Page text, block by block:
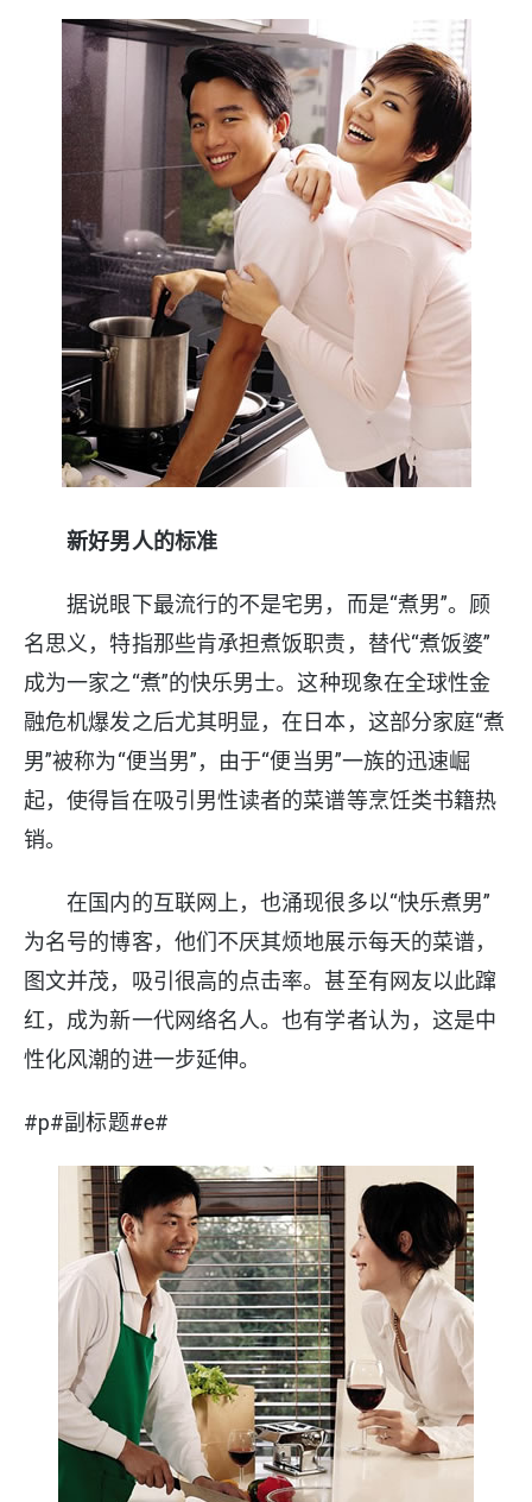
新好男人的标准
据说眼下最流行的不是宅男，而是“煮男”。顾
名思义，特指那些肯承担煮饭职责，替代“煮饭婆”
成为一家之“煮”的快乐男士。这种现象在全球性金
融危机爆发之后尤其明显，在日本，这部分家庭“煮
男”被称为“便当男”，由于“便当男”一族的迅速崛
起，使得旨在吸引男性读者的菜谱等烹饪类书籍热
销。
在国内的互联网上，也涌现很多以“快乐煮男”
为名号的博客，他们不厌其烦地展示每天的菜谱，
图文并茂，吸引很高的点击率。甚至有网友以此蹿
红，成为新一代网络名人。也有学者认为，这是中
性化风潮的进一步延伸。
#p#副标题#e#